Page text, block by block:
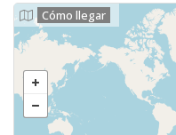
Cómo llegar